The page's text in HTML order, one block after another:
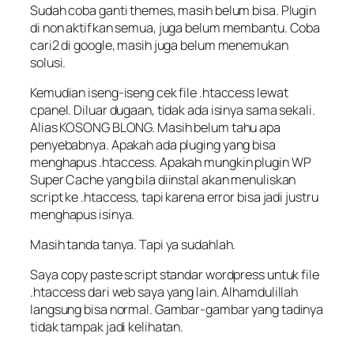
Sudah coba ganti themes, masih belum bisa. Plugin
di non aktifkan semua, juga belum membantu. Coba
cari2 di google, masih juga belum menemukan
solusi.
Kemudian iseng-iseng cek file .htaccess lewat
cpanel. Diluar dugaan, tidak ada isinya sama sekali.
Alias KOSONG BLONG. Masih belum tahu apa
penyebabnya. Apakah ada pluging yang bisa
menghapus .htaccess. Apakah mungkin plugin WP
Super Cache yang bila diinstal akan menuliskan
script ke .htaccess, tapi karena error bisa jadi justru
menghapus isinya.
Masih tanda tanya. Tapi ya sudahlah.
Saya copy paste script standar wordpress untuk file
.htaccess dari web saya yang lain. Alhamdulillah
langsung bisa normal. Gambar-gambar yang tadinya
tidak tampak jadi kelihatan.